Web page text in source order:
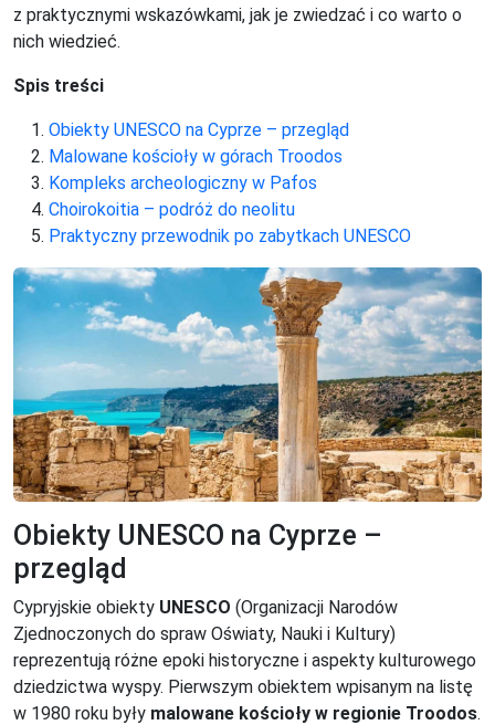
z praktycznymi wskazówkami, jak je zwiedzać i co warto o
nich wiedzieć.
Spis treści
Obiekty UNESCO na Cyprze – przegląd
Malowane kościoły w górach Troodos
Kompleks archeologiczny w Pafos
Choirokoitia – podróż do neolitu
Praktyczny przewodnik po zabytkach UNESCO
Obiekty UNESCO na Cyprze –
przegląd
Cypryjskie obiekty UNESCO (Organizacji Narodów
Zjednoczonych do spraw Oświaty, Nauki i Kultury)
reprezentują różne epoki historyczne i aspekty kulturowego
dziedzictwa wyspy. Pierwszym obiektem wpisanym na listę
w 1980 roku były malowane kościoły w regionie Troodos.